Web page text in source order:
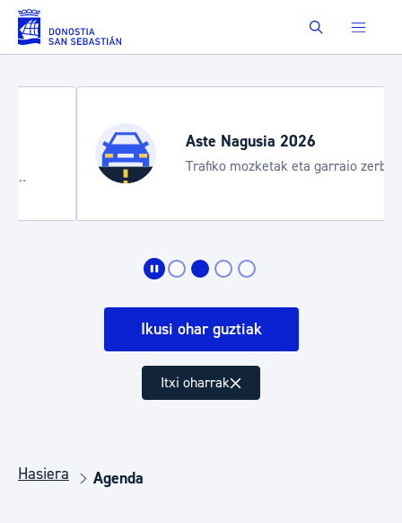
Eduki nagusira joan Buscar
Aste Nagusia 2026
Trafiko mozketak eta garraio zerbitzu
bereziak
Ikusi ohar guztiak
Itxi oharrak
Hasiera Agenda